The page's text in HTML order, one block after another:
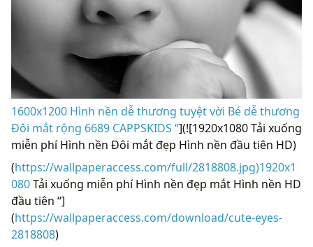
1600x1200 Hình nền dễ thương tuyệt vời Bé dễ thương
Đôi mắt rộng 6689 CAPPSKIDS “](![1920x1080 Tải xuống
miễn phí Hình nền Đôi mắt đẹp Hình nền đầu tiên HD)
(https://wallpaperaccess.com/full/2818808.jpg)1920x1
080Tải xuống miễn phí Hình nền đẹp mắt Hình nền HD
đầu tiên “]
(https://wallpaperaccess.com/download/cute-eyes-
2818808)